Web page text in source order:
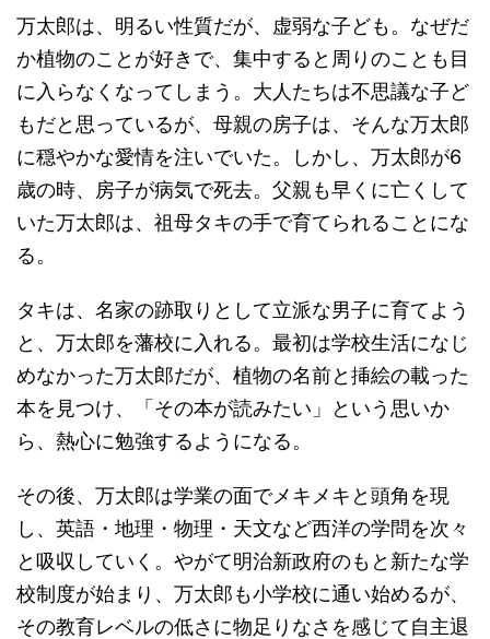
万太郎は、明るい性質だが、虚弱な子ども。なぜだ
か植物のことが好きで、集中すると周りのことも目
に入らなくなってしまう。大人たちは不思議な子ど
もだと思っているが、母親の房子は、そんな万太郎
に穏やかな愛情を注いでいた。しかし、万太郎が6
歳の時、房子が病気で死去。父親も早くに亡くして
いた万太郎は、祖母タキの手で育てられることにな
る。
タキは、名家の跡取りとして立派な男子に育てよう
と、万太郎を藩校に入れる。最初は学校生活になじ
めなかった万太郎だが、植物の名前と挿絵の載った
本を見つけ、「その本が読みたい」という思いか
ら、熱心に勉強するようになる。
その後、万太郎は学業の面でメキメキと頭角を現
し、英語・地理・物理・天文など西洋の学問を次々
と吸収していく。やがて明治新政府のもと新たな学
校制度が始まり、万太郎も小学校に通い始めるが、
その教育レベルの低さに物足りなさを感じて自主退